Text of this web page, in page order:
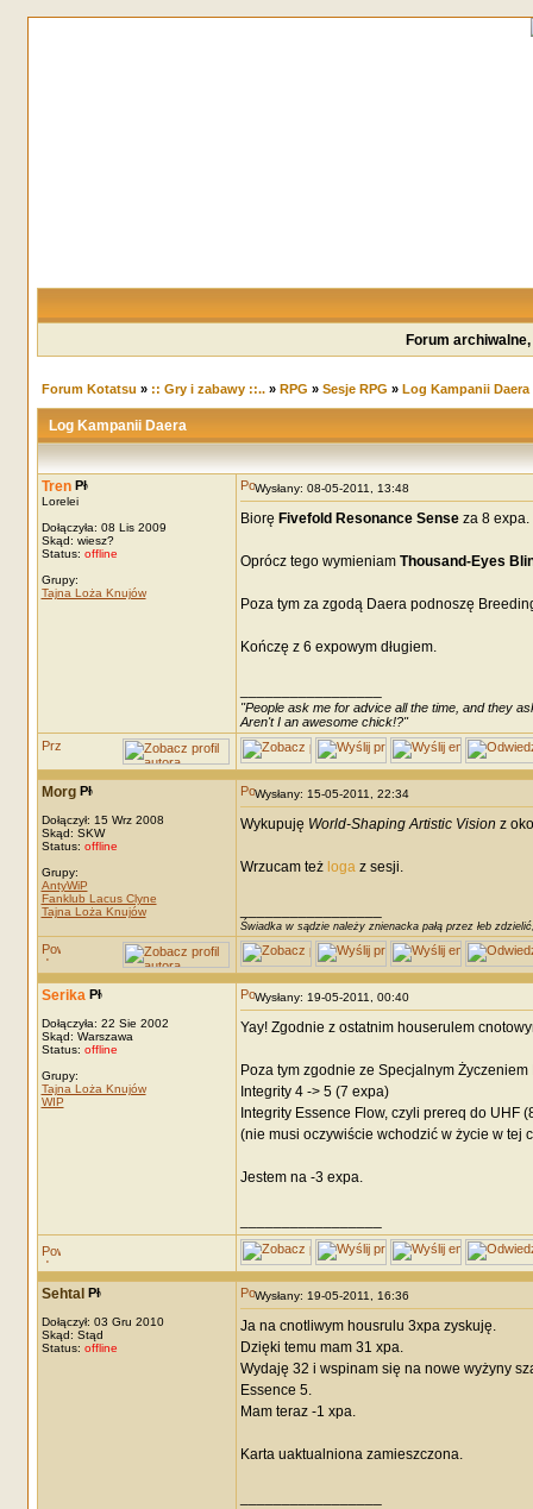
Forum
Forum Kotatsu » :: Gry i zabawy ::..» RPG » Sesje RPG » Log Kampanii Daera
Log Kampanii Daera
Tren
Lorelei
Dołączyła: 08 Lis 2009
Skąd: wiesz?
Status: offline
Grupy:
Tajna Loża Knujów
Wysłany: 08-05-2011, 13:48
Biorę Fivefold Resonance Senseza 8 expa.
Oprócz tego wymieniam Thousand-Eyes
Poza tym za zgodą Daera podnoszę
Kończę z 6 expowym długiem.
"People ask me for advice all the time, and they
Aren't I an awesome chick!?"
Morg
Dołączył: 15 Wrz 2008
Skąd: SKW
Status: offline
Grupy:
AntyWiP
Fanklub Lacus Clyne
Tajna Loża Knujów
Wysłany: 15-05-2011, 22:34
Wykupuję World-Shaping Artistic Vision z
Wrzucam też logaz sesji.
Świadka w sądzie należy znienacka pałą przez łeb
Serika
Dołączyła: 22 Sie 2002
Skąd: Warszawa
Status: offline
Grupy:
Tajna Loża Knujów
WIP
Wysłany: 19-05-2011, 00:40
Yay! Zgodnie z ostatnim houserulem
Poza tym zgodnie ze Specjalnym
Integrity 4 -> 5 (7 expa)
Integrity Essence Flow, czyli prereq do UHF
(nie musi oczywiście wchodzić w życie w tej
Jestem na -3 expa.
Sehtal
Dołączył: 03 Gru 2010
Skąd: Stąd
Status: offline
Wysłany: 19-05-2011, 16:36
Ja na cnotliwym housrulu 3xpa zyskuję.
Dzięki temu mam 31 xpa.
Wydaję 32 i wspinam się na nowe wyżyny
Essence 5.
Mam teraz -1 xpa.
Karta uaktualniona zamieszczona.